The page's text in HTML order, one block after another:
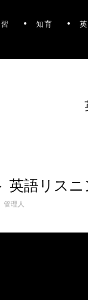
知育
英語リス
管理人